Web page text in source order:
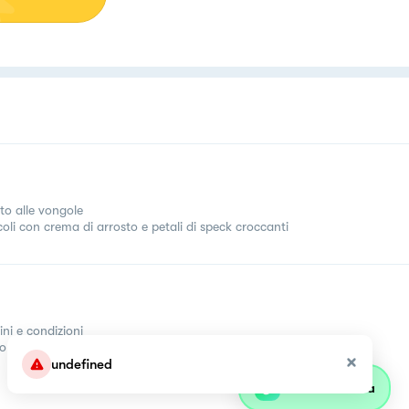
undefined
alle vongole
con crema di arrosto e petali di speck croccanti
e condizioni
Parla con olivia